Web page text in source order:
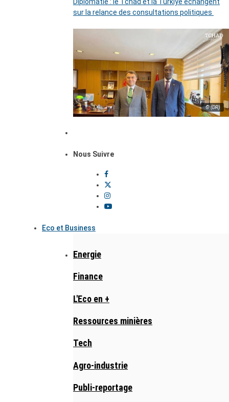
sur la relance des consultations politiques
© (DR)
Nous Suivre
Eco et Business
Energie
Finance
L'Eco en +
Ressources minières
Tech
Agro-industrie
Publi-reportage